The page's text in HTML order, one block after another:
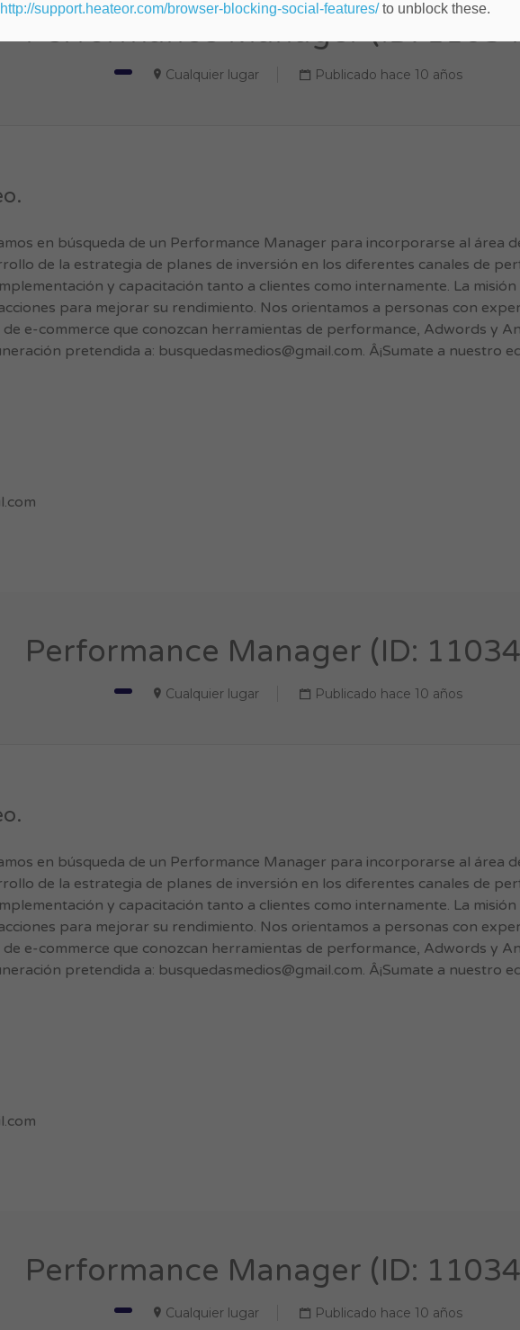
Performance Manager (ID:
Cualquier lugar Publicado hace 10 años
en búsqueda de un Performance Manager para incorporarse al área
de la estrategia de planes de inversión en los diferentes canales de
y capacitación tanto a clientes como internamente. La
para mejorar su rendimiento. Nos orientamos a personas con
e-commerce que conozcan herramientas de performance, Adwords y
pretendida a: busquedasmedios@gmail.com. Â¡Sumate a nuestro
Performance Manager (ID:
Cualquier lugar Publicado hace 10 años
en búsqueda de un Performance Manager para incorporarse al área
de la estrategia de planes de inversión en los diferentes canales de
y capacitación tanto a clientes como internamente. La
para mejorar su rendimiento. Nos orientamos a personas con
e-commerce que conozcan herramientas de performance, Adwords y
pretendida a: busquedasmedios@gmail.com. Â¡Sumate a nuestro
Performance Manager (ID:
Cualquier lugar Publicado hace 10 años
http://support.heateor.com/browser-blocking-social-features/to unblock these.